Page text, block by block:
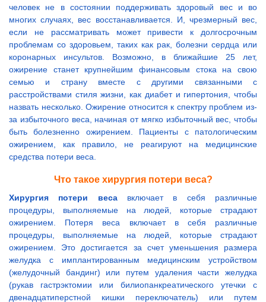
человек не в состоянии поддерживать здоровый вес и во
многих случаях, вес восстанавливается. И, чрезмерный вес,
если не рассматривать может привести к долгосрочным
проблемам со здоровьем, таких как рак, болезни сердца или
коронарных инсультов. Возможно, в ближайшие 25 лет,
ожирение станет крупнейшим финансовым стока на свою
семью и страну вместе с другими связанными с
расстройствами стиля жизни, как диабет и гипертония, чтобы
назвать несколько. Ожирение относится к спектру проблем из-
за избыточного веса, начиная от мягко избыточный вес, чтобы
быть болезненно ожирением. Пациенты с патологическим
ожирением, как правило, не реагируют на медицинские
средства потери веса.
Что такое хирургия потери веса?
Хирургия потери весавключает в себя различные
процедуры, выполняемые на людей, которые страдают
ожирением. Потеря веса включает в себя различные
процедуры, выполняемые на людей, которые страдают
ожирением. Это достигается за счет уменьшения размера
желудка с имплантированным медицинским устройством
(желудочный бандинг) или путем удаления части желудка
(рукав гастрэктомии или билиопанкреатического утечки с
двенадцатиперстной кишки переключатель) или путем